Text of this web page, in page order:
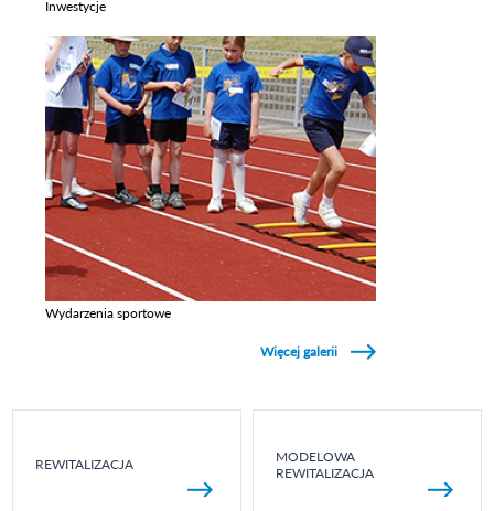
Inwestycje
Wydarzenia sportowe
Więcej galerii
REWITALIZACJA
MODELOWA
REWITALIZACJA